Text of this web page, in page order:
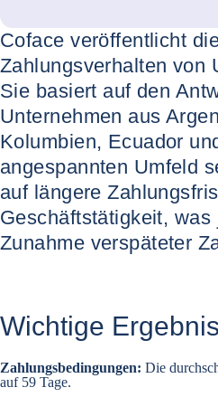
Coface veröffentlicht
Zahlungsverhalten von
Sie basiert auf den
Unternehmen aus
Kolumbien, Ecuador
angespannten Umfeld
auf längere
Geschäftstätigkeit,
Zunahme verspäteter
Wichtige
Zahlungsbedingungen: Die
auf 59 Tage.